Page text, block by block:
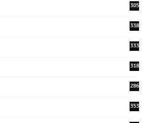
305
338
333
318
286
353